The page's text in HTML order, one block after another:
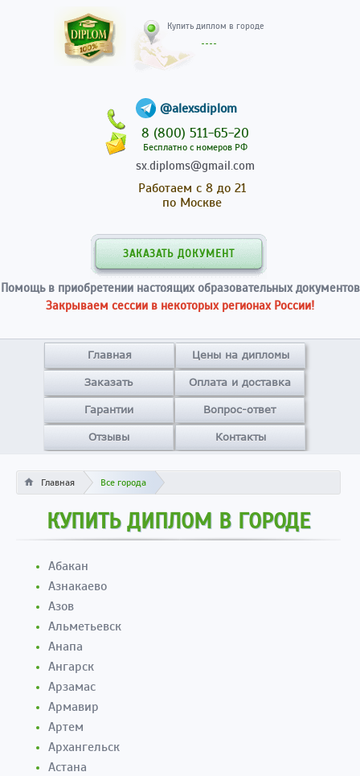
@alexsdiplom
8 (800) 511-65-20
Бесплатно с номеров РФ
sx.diploms@gmail.com
Работаем с 8 до 21
по Москве
ЗАКАЗАТЬ ДОКУМЕНТ
Помощь в приобретении настоящих образовательных документов
Закрываем сессии в некоторых регионах России!
Главная Цены на дипломы
Заказать Оплата и доставка
Гарантии Вопрос-ответ
Отзывы Контакты
Главная Все города
КУПИТЬ ДИПЛОМ В ГОРОДЕ
Абакан
Азнакаево
Азов
Альметьевск
Анапа
Ангарск
Арзамас
Армавир
Артем
Архангельск
Астана